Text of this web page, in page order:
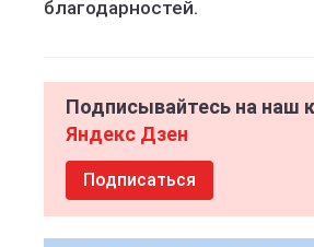
благодарностей.
Подписывайтесь на наш
Яндекс Дзен
Подписаться